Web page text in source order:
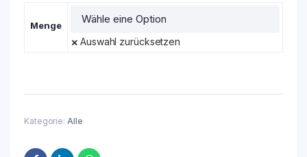
Menge
Auswahl zurücksetzen
Kategorie: Alle